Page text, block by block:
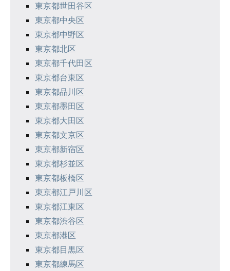
東京都世田谷区
東京都中央区
東京都中野区
東京都北区
東京都千代田区
東京都台東区
東京都品川区
東京都墨田区
東京都大田区
東京都文京区
東京都新宿区
東京都杉並区
東京都板橋区
東京都江戸川区
東京都江東区
東京都渋谷区
東京都港区
東京都目黒区
東京都練馬区